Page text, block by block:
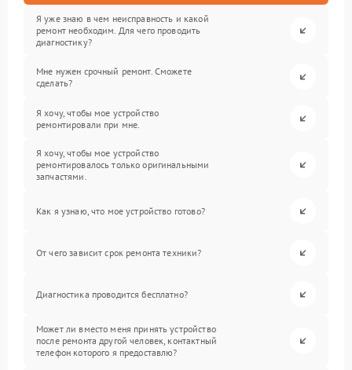
Я уже знаю в чем неисправность и какой
ремонт необходим. Для чего проводить
диагностику?
Мне нужен срочный ремонт. Сможете
сделать?
Я хочу, чтобы мое устройство
ремонтировали при мне.
Я хочу, чтобы мое устройство
ремонтировалось только оригинальными
запчастями.
Как я узнаю, что мое устройство готово?
От чего зависит срок ремонта техники?
Диагностика проводится бесплатно?
Может ли вместо меня принять устройство
после ремонта другой человек, контактный
телефон которого я предоставлю?